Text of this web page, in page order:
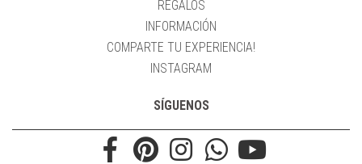
REGALOS
INFORMACIÓN
COMPARTE TU EXPERIENCIA!
INSTAGRAM
SÍGUENOS